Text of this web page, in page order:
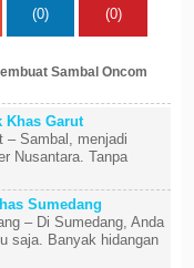
(0)
(0)
Sambal Oncom
Khas Garut
– Sambal, menjadi
Nusantara. Tanpa
Sumedang
– Di Sumedang, Anda
saja. Banyak hidangan